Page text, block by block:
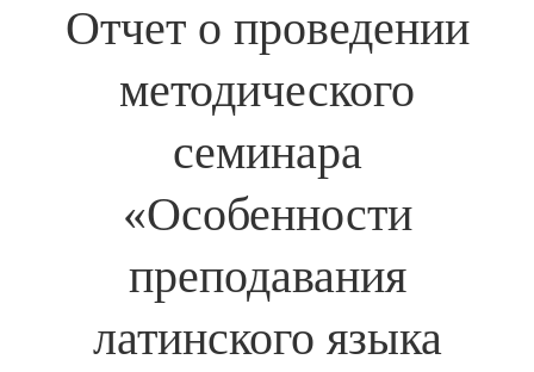
Отчет о проведении
методического
семинара
«Особенности
преподавания
латинского языка